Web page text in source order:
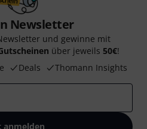
Newsletter
und gewinne mit
über jeweils 50€!
Deals Thomann Insights
anmelden